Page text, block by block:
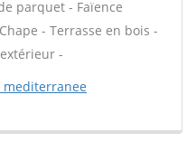
parquet - Faïence
- Terrasse en bois -
-
mediterranee